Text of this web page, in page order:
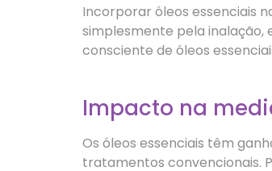
Incorporar óleos essenciais
simplesmente pela inalação,
consciente de óleos
Impacto na
Os óleos essenciais têm
tratamentos convencionais.